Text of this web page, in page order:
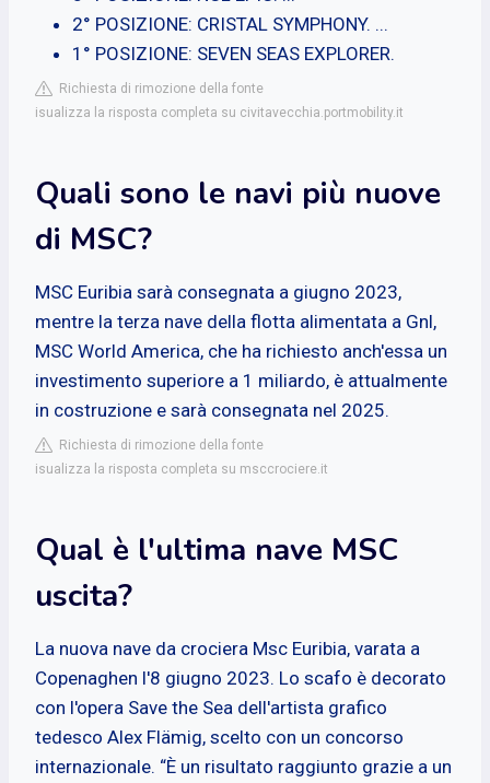
2° POSIZIONE: CRISTAL SYMPHONY. ...
1° POSIZIONE: SEVEN SEAS EXPLORER.
Richiesta di rimozione della fonte
isualizza la risposta completa su civitavecchia.portmobility.it
Quali sono le navi più nuove
di MSC?
MSC Euribia sarà consegnata a giugno 2023,
mentre la terza nave della flotta alimentata a Gnl,
MSC World America, che ha richiesto anch'essa un
investimento superiore a 1 miliardo, è attualmente
in costruzione e sarà consegnata nel 2025.
Richiesta di rimozione della fonte
isualizza la risposta completa su msccrociere.it
Qual è l'ultima nave MSC
uscita?
La nuova nave da crociera Msc Euribia, varata a
Copenaghen l'8 giugno 2023. Lo scafo è decorato
con l'opera Save the Sea dell'artista grafico
tedesco Alex Flämig, scelto con un concorso
internazionale. “È un risultato raggiunto grazie a un